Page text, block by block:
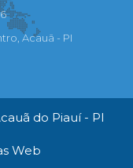
Acauã - PI
do Piauí - PI
Web